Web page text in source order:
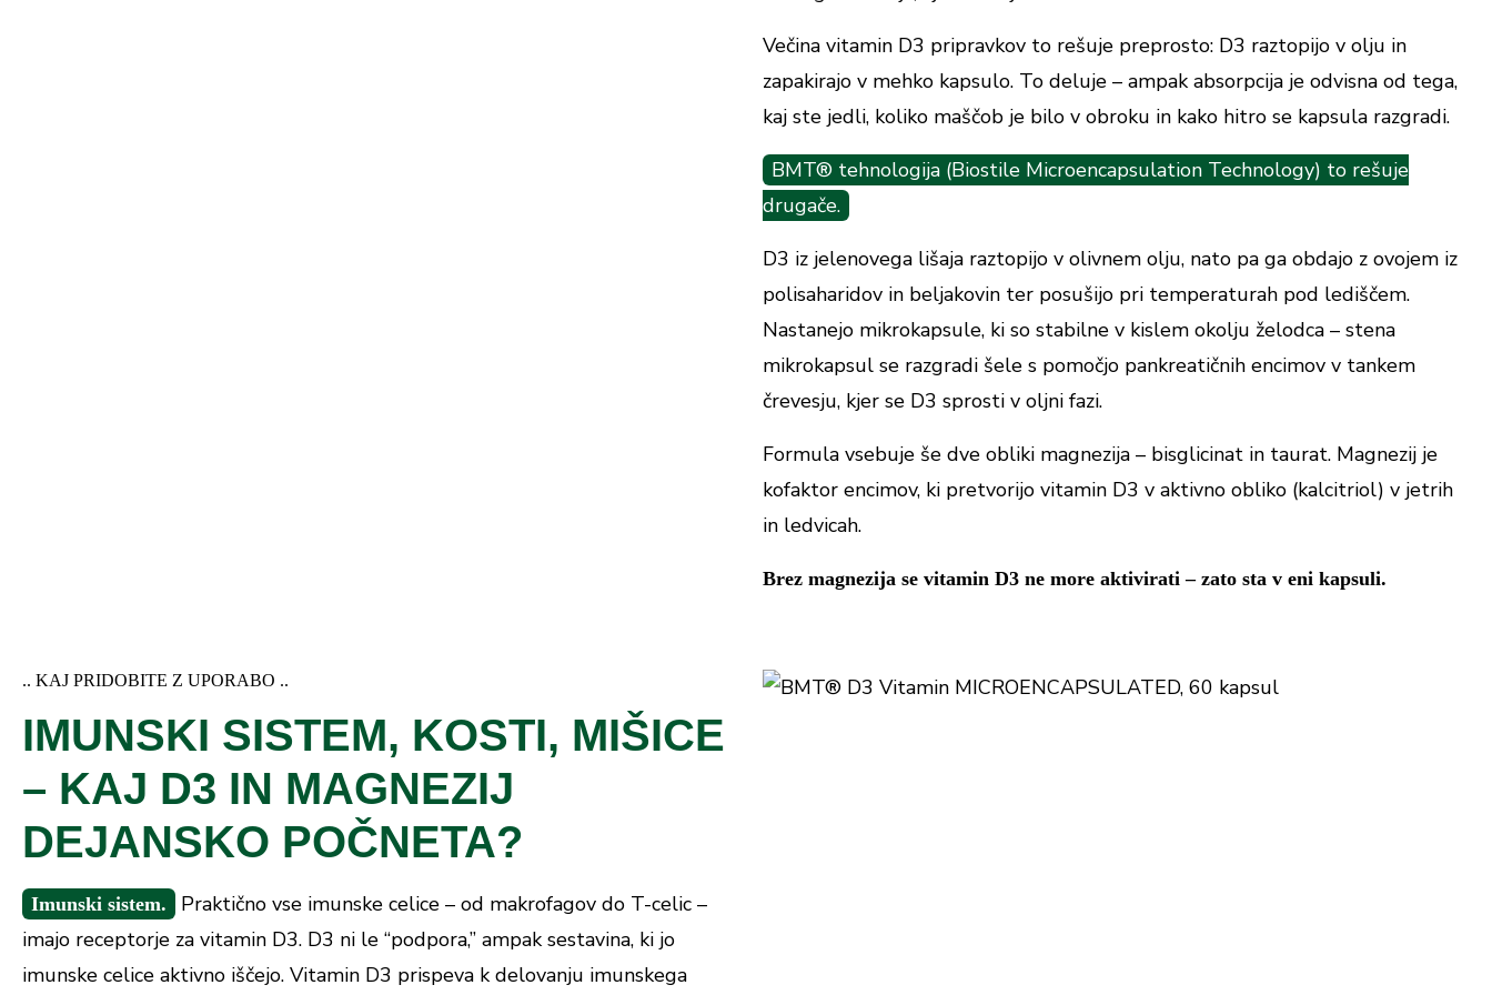
Večina vitamin D3 pripravkov to rešuje preprosto: D3 raztopijo v olju in
zapakirajo v mehko kapsulo. To deluje – ampak absorpcija je odvisna od tega,
kaj ste jedli, koliko maščob je bilo v obroku in kako hitro se kapsula razgradi.
BMT® tehnologija (Biostile Microencapsulation Technology) to rešuje
drugače.
D3 iz jelenovega lišaja raztopijo v olivnem olju, nato pa ga obdajo z ovojem iz
polisaharidov in beljakovin ter posušijo pri temperaturah pod lediščem.
Nastanejo mikrokapsule, ki so stabilne v kislem okolju želodca – stena
mikrokapsul se razgradi šele s pomočjo pankreatičnih encimov v tankem
črevesju, kjer se D3 sprosti v oljni fazi.
Formula vsebuje še dve obliki magnezija – bisglicinat in taurat. Magnezij je
kofaktor encimov, ki pretvorijo vitamin D3 v aktivno obliko (kalcitriol) v jetrih
in ledvicah.
Brez magnezija se vitamin D3 ne more aktivirati – zato sta v eni kapsuli.
.. KAJ PRIDOBITE Z UPORABO ..
IMUNSKI SISTEM, KOSTI, MIŠICE
– KAJ D3 IN MAGNEZIJ
DEJANSKO POČNETA?
Imunski sistem.
Praktično vse imunske celice – od makrofagov do T-celic –
imajo receptorje za vitamin D3. D3 ni le “podpora,” ampak sestavina, ki jo
imunske celice aktivno iščejo. Vitamin D3 prispeva k delovanju imunskega